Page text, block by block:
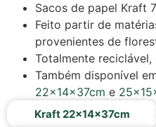
Sacos de papel Kraft
Feito partir de
provenientes de
Totalmente
Também disponível
22x14x37cm e
Kraft 22x14x37cm